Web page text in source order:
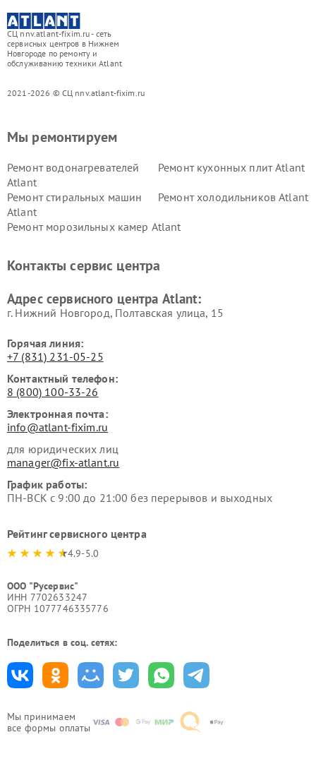
СЦ nnv.atlant-fixim.ru - сеть
сервисных центров в Нижнем
Новгороде по ремонту и
обслуживанию техники Atlant
2021-2026 © СЦ nnv.atlant-fixim.ru
Мы принимаем
все формы оплаты
Мы ремонтируем
Ремонт водонагревателей
Atlant
Ремонт кухонных плит Atlant
Ремонт стиральных машин
Atlant
Ремонт холодильников Atlant
Ремонт морозильных камер Atlant
Контакты сервис центра
Адрес сервисного центра Atlant:
г. Нижний Новгород, Полтавская улица, 15
Горячая линия:
+7 (831) 231-05-25
Контактный телефон:
8 (800) 100-33-26
Электронная почта:
info@atlant-fixim.ru
для юридических лиц
manager@fix-atlant.ru
График работы:
ПН-ВСК с 9:00 до 21:00 без перерывов и выходных
Рейтинг сервисного центра
4.9-5.0
ООО "Русервис"
ИНН 7702633247
ОГРН 1077746335776
Поделиться в соц. сетях: